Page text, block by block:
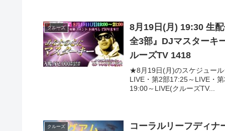
クルーズ
8月19日(月) 19:30 生
全3部』DJマスターキ
ルーズTV 1418
★8月19日(月)のスケジュー
LIVE・第2部17:25～LIVE・
19:00～LIVE(クルーズTV...
クルーズ コーラルリーフディ